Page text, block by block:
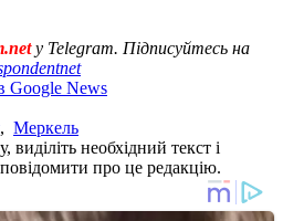
у Telegram. Підписуйтесь на
Google News
, Меркель
необхідний текст і
про це редакцію.